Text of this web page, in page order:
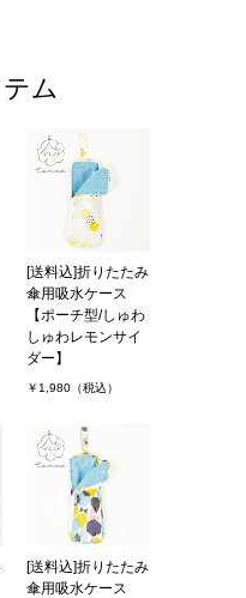
ム
[送料込]折りたたみ
傘用吸水ケース
【ポーチ型/しゅわ
しゅわレモンサイ
ダー】
￥1,980（税込）
[送料込]折りたたみ
傘用吸水ケース